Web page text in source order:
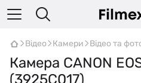
Відео Камери Відео та
Камера CANON
(3925C017)